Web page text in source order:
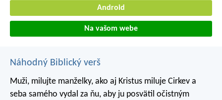
Android
Na vašom webe
Náhodný Biblický verš
Muži, milujte manželky, ako aj Kristus miluje Cirkev a
seba samého vydal za ňu, aby ju posvätil očistným